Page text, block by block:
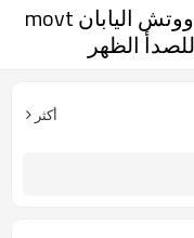
عرف الذهب الياقوت كريستال ووتش اليابان movt
الظهر
أكثر